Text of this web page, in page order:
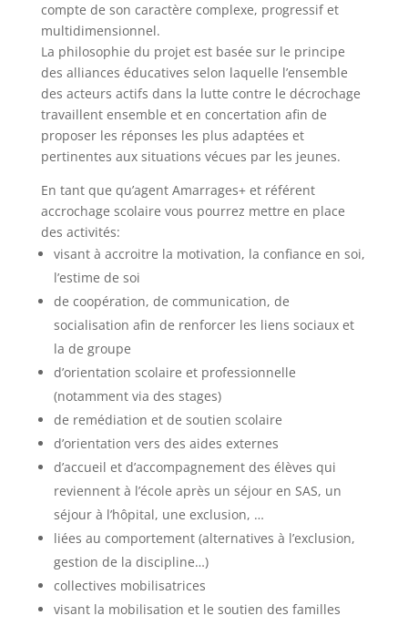
compte de son caractère complexe, progressif et
multidimensionnel.
La philosophie du projet est basée sur le principe
des alliances éducatives selon laquelle l’ensemble
des acteurs actifs dans la lutte contre le décrochage
travaillent ensemble et en concertation afin de
proposer les réponses les plus adaptées et
pertinentes aux situations vécues par les jeunes.
En tant que qu’agent Amarrages+ et référent
accrochage scolaire vous pourrez mettre en place
des activités:
visant à accroitre la motivation, la confiance en soi,
l’estime de soi
de coopération, de communication, de
socialisation afin de renforcer les liens sociaux et
la de groupe
d’orientation scolaire et professionnelle
(notamment via des stages)
de remédiation et de soutien scolaire
d’orientation vers des aides externes
d’accueil et d’accompagnement des élèves qui
reviennent à l’école après un séjour en SAS, un
séjour à l’hôpital, une exclusion, …
liées au comportement (alternatives à l’exclusion,
gestion de la discipline…)
collectives mobilisatrices
visant la mobilisation et le soutien des familles